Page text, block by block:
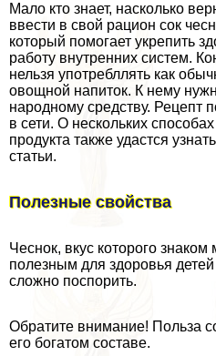
Мало кто знает, насколько
ввести в свой рацион сок
который помогает укрепить
работу внутренних систем.
нельзя употрeбллять как
овощной напиток. К нему
народному средству. Рецепт
в сети. О нескольких
продукта также удастся
статьи.
Полезные свойства
Чеснок, вкус которого
полезным для здоровья
сложно поспорить.
Обратите внимание! Польза
его богатом составе.